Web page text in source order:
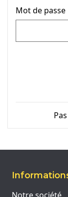
Mot de passe